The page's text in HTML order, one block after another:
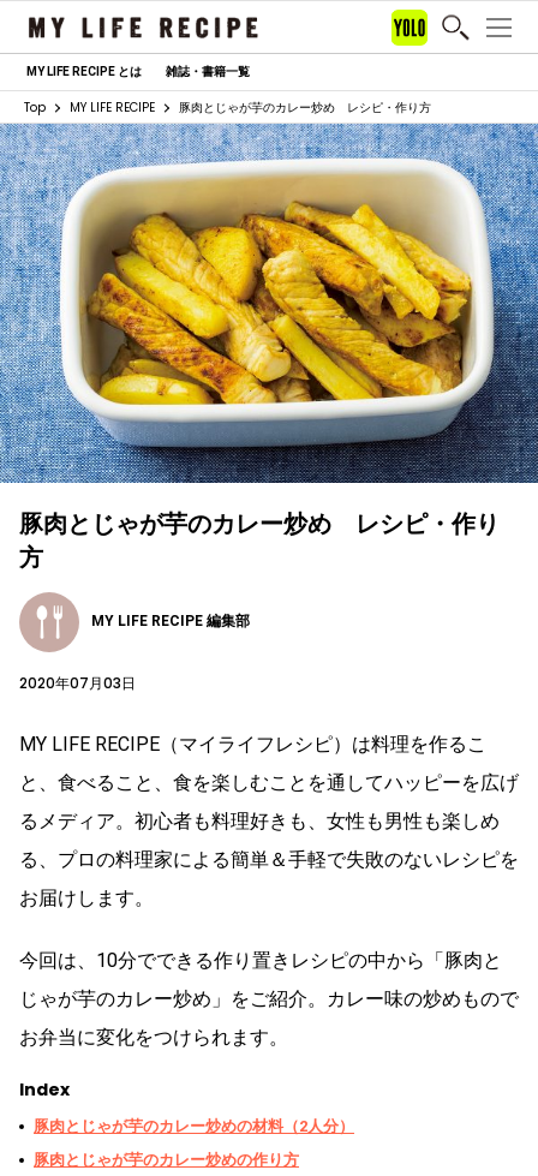
MY LIFE RECIPE とは 雑誌・書籍一覧
Top MY LIFE RECIPE 豚肉とじゃが芋のカレー炒め レシピ・作り方
豚肉とじゃが芋のカレー炒め レシピ・作り
方
MY LIFE RECIPE 編集部
2020年07月03日
MY LIFE RECIPE（マイライフレシピ）は料理を作るこ
と、食べること、食を楽しむことを通してハッピーを広げ
るメディア。初心者も料理好きも、女性も男性も楽しめ
る、プロの料理家による簡単＆手軽で失敗のないレシピを
お届けします。
今回は、10分でできる作り置きレシピの中から「豚肉と
じゃが芋のカレー炒め」をご紹介。
カレー味の炒めもので
お弁当に変化をつけられます。
Index
豚肉とじゃが芋のカレー炒めの材料（2人分）
豚肉とじゃが芋のカレー炒めの作り方